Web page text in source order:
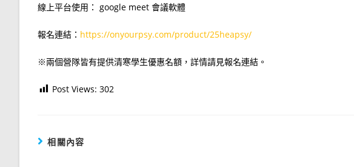
線上平台使用： google meet 會議軟體
報名連結： https://onyourpsy.com/product/25heapsy/
※兩個營隊皆有提供清寒學生優惠名額，詳情請見報名連結。
Post Views: 302
相關內容